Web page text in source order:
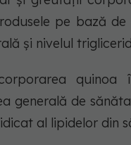
pe bază
și nivelul
generală de
al lipidelor din